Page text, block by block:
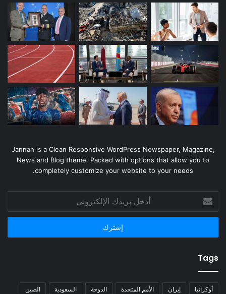
Jannah is a Clean Responsive WordPress Newspaper, Magazine,
News and Blog theme. Packed with options that allow you to
completely customize your website to your needs.
بريدك
الإلكتروني
Tags
أوكرانيا إيران الأمم المتحدة الدوحة السعودية الصين